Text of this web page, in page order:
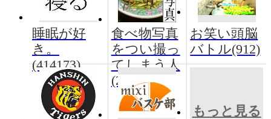
睡眠が好
き。
(414173)
食べ物写真
をつい撮っ
てしまう人
(20251)
お笑い頭脳
バトル(912)
もっと見る